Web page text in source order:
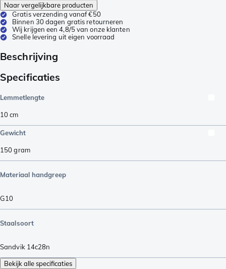
Naar vergelijkbare producten
Gratis verzending vanaf €50
Binnen 30 dagen gratis retourneren
Wij krijgen een 4,8/5 van onze klanten
Snelle levering uit eigen voorraad
Beschrijving
Specificaties
Lemmetlengte
10cm
Gewicht
150gram
Materiaal handgreep
G10
Staalsoort
Sandvik 14c28n
Bekijk alle specificaties